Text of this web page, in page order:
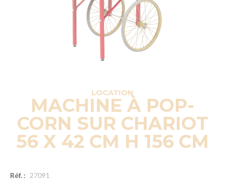
LOCATION
MACHINE À POP-
CORN SUR CHARIOT
56 X 42 CM H 156 CM
Réf. : 27091